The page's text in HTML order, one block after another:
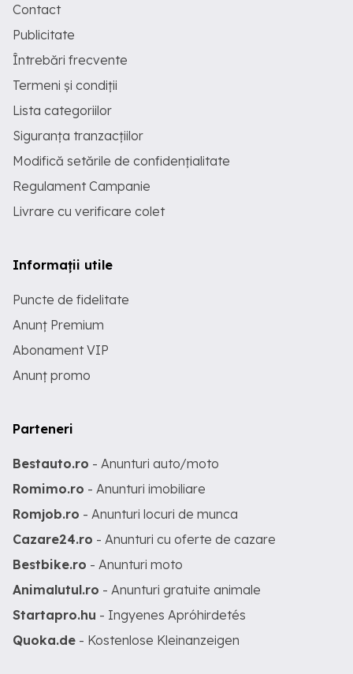
Contact
Publicitate
Întrebări frecvente
Termeni și condiții
Lista categoriilor
Siguranța tranzacțiilor
Modifică setările de confidențialitate
Regulament Campanie
Livrare cu verificare colet
Informații utile
Puncte de fidelitate
Anunț Premium
Abonament VIP
Anunț promo
Parteneri
Bestauto.ro - Anunturi auto/moto
Romimo.ro - Anunturi imobiliare
Romjob.ro - Anunturi locuri de munca
Cazare24.ro - Anunturi cu oferte de cazare
Bestbike.ro - Anunturi moto
Animalutul.ro - Anunturi gratuite animale
Startapro.hu - Ingyenes Apróhirdetés
Quoka.de - Kostenlose Kleinanzeigen